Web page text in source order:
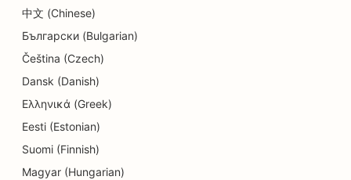
中文 (Chinese)
Български (Bulgarian)
Čeština (Czech)
Dansk (Danish)
Ελληνικά (Greek)
Eesti (Estonian)
Suomi (Finnish)
Magyar (Hungarian)